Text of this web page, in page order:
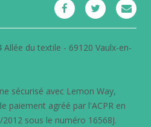
du textile - 69120 Vaulx-en-
sécurisé avec Lemon Way,
paiement agréé par l'ACPR en
sous le numéro 16568J.